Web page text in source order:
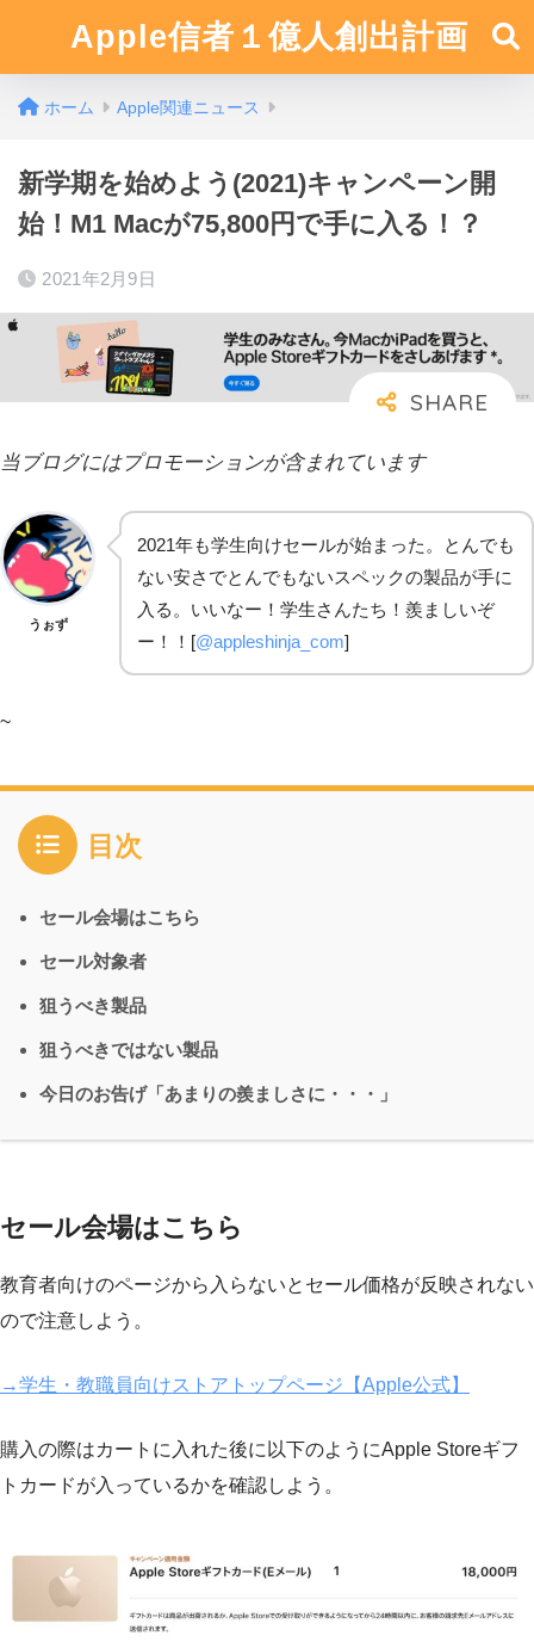
Apple信者１億人創出計画
ホーム Apple関連ニュース
新学期を始めよう(2021)キャンペーン開
始！M1 Macが75,800円で手に入る！？
2021年2月9日
当ブログにはプロモーションが含まれています
うぉず
2021年も学生向けセールが始まった。とんでも
ない安さでとんでもないスペックの製品が手に
入る。いいなー！学生さんたち！羨ましいぞ
ー！！[@appleshinja_com]
~
目次
セール会場はこちら
セール対象者
狙うべき製品
狙うべきではない製品
今日のお告げ「あまりの羨ましさに・・・」
セール会場はこちら
教育者向けのページから入らないとセール価格が反映されない
ので注意しよう。
→学生・教職員向けストアトップページ【Apple公式】
購入の際はカートに入れた後に以下のようにApple Storeギフ
トカードが入っているかを確認しよう。